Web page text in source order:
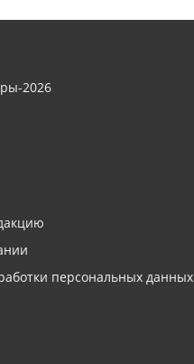
2026
персональных данных